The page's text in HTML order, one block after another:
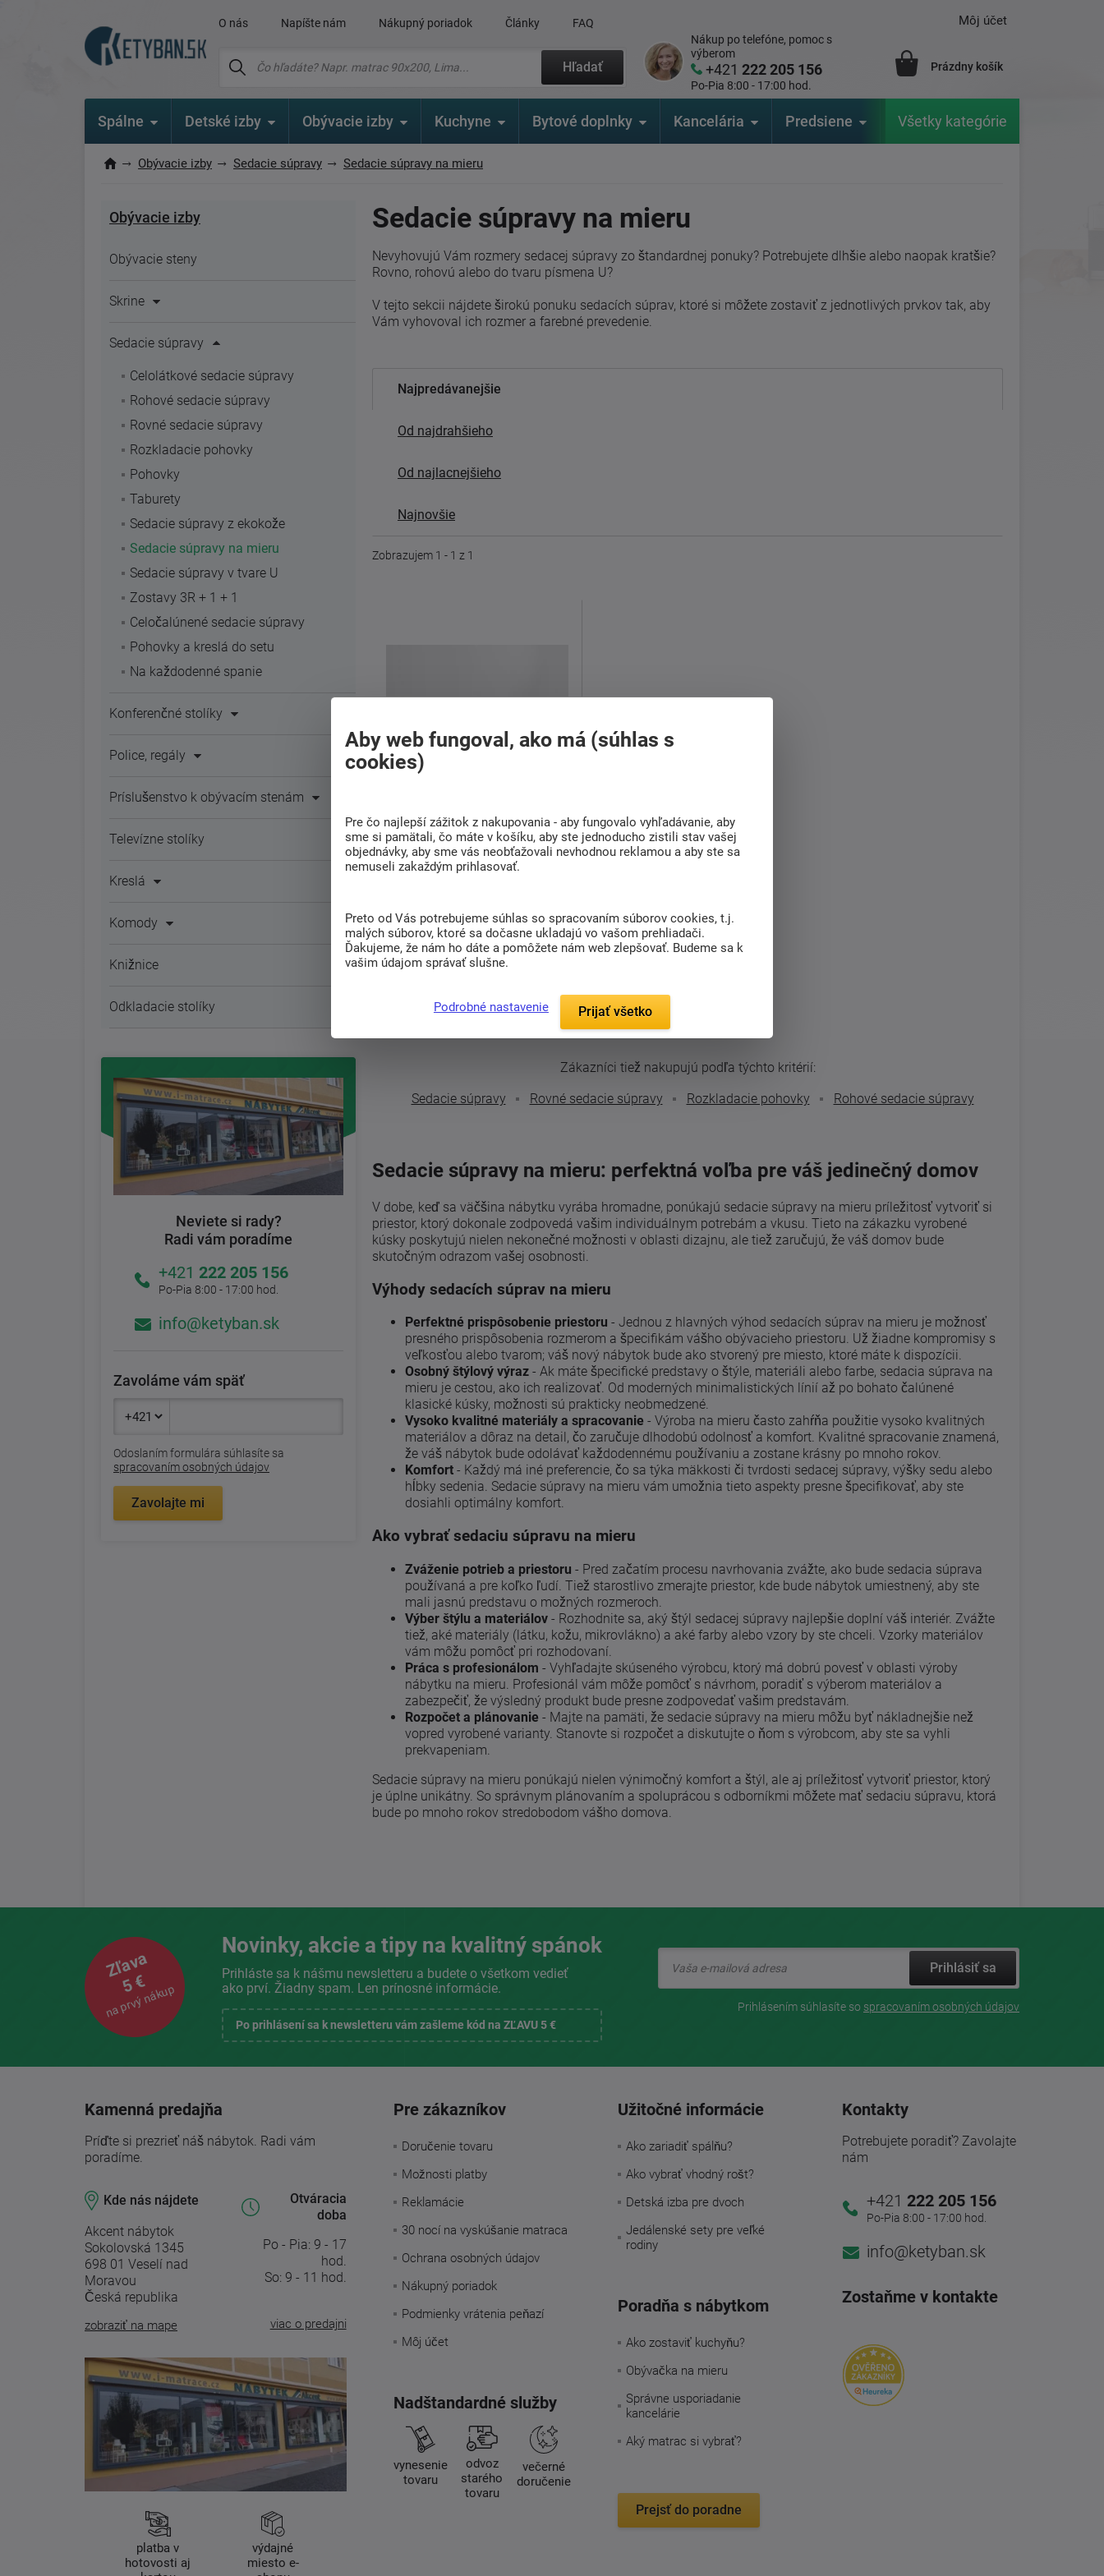
O nás Napíšte nám Nákupný poriadok Články FAQ
Hľadať
Nákup po telefóne, pomoc s
výberom
+421222 205 156
Po-Pia 8:00 - 17:00 hod.
Môj účet
Prázdny košík
Spálne Detské izby Obývacie izby Kuchyne Bytové doplnky Kancelária Predsiene Výrobcovia
Všetky kategórie
Obývacie izby Sedacie súpravy Sedacie súpravy na mieru
Obývacie izby
Obývacie steny
Skrine
Sedacie súpravy
Celolátkové sedacie súpravy
Rohové sedacie súpravy
Rovné sedacie súpravy
Rozkladacie pohovky
Pohovky
Taburety
Sedacie súpravy z ekokože
Sedacie súpravy na mieru
Sedacie súpravy v tvare U
Zostavy 3R + 1 + 1
Celočalúnené sedacie súpravy
Pohovky a kreslá do setu
Na každodenné spanie
Konferenčné stolíky
Police, regály
Príslušenstvo k obývacím stenám
Televízne stolíky
Kreslá
Komody
Knižnice
Odkladacie stolíky
Neviete si rady?
Radi vám poradíme
+421 222 205 156
Po-Pia 8:00 - 17:00 hod.
info@ketyban.sk
Zavoláme vám späť
Odoslaním formulára súhlasíte sa
spracovaním osobných údajov
Zavolajte mi
Sedacie súpravy na mieru
Nevyhovujú Vám rozmery sedacej súpravy zo štandardnej ponuky? Potrebujete dlhšie alebo naopak kratšie?
Rovno, rohovú alebo do tvaru písmena U?
V tejto sekcii nájdete širokú ponuku sedacích súprav, ktoré si môžete zostaviť z jednotlivých prvkov tak, aby
Vám vyhovoval ich rozmer a farebné prevedenie.
Najpredávanejšie
Od najdrahšieho
Od najlacnejšieho
Najnovšie
Zobrazujem 1 - 1 z 1
Rohová sedacia súprava
Peggy
cena podľa prvkov
Sedacia súpraaPeggyspája
dokonalosť modernej konštrukcie
Zákazníci tiež nakupujú podľa týchto kritérií:
Sedacie súpravy
Rovné sedacie súpravy Rozkladacie pohovky Rohové sedacie súpravy
Sedacie súpravy na mieru: perfektná voľba pre váš jedinečný domov
V dobe, keď sa väčšina nábytku vyrába hromadne, ponúkajú sedacie súpravy na mieru príležitosť vytvoriť si
priestor, ktorý dokonale zodpovedá vašim individuálnym potrebám a vkusu. Tieto na zákazku vyrobené
kúsky poskytujú nielen nekonečné možnosti v oblasti dizajnu, ale tiež zaručujú, že váš domov bude
skutočným odrazom vašej osobnosti.
Výhody sedacích súprav na mieru
Perfektné prispôsobenie priestoru - Jednou z hlavných výhod sedacích súprav na mieru je možnosť
presného prispôsobenia rozmerom a špecifikám vášho obývacieho priestoru. Už žiadne kompromisy s
veľkosťou alebo tvarom; váš nový nábytok bude ako stvorený pre miesto, ktoré máte k dispozícii.
Osobný štýlový výraz - Ak máte špecifické predstavy o štýle, materiáli alebo farbe, sedacia súprava na
mieru je cestou, ako ich realizovať. Od moderných minimalistických línií až po bohato čalúnené
klasické kúsky, možnosti sú prakticky neobmedzené.
Vysoko kvalitné materiály a spracovanie - Výroba na mieru často zahŕňa použitie vysoko kvalitných
materiálov a dôraz na detail, čo zaručuje dlhodobú odolnosť a komfort. Kvalitné spracovanie znamená,
že váš nábytok bude odolávať každodennému používaniu a zostane krásny po mnoho rokov.
Komfort - Každý má iné preferencie, čo sa týka mäkkosti či tvrdosti sedacej súpravy, výšky sedu alebo
hĺbky sedenia. Sedacie súpravy na mieru vám umožnia tieto aspekty presne špecifikovať, aby ste
dosiahli optimálny komfort.
Ako vybrať sedaciu súpravu na mieru
Zváženie potrieb a priestoru - Pred začatím procesu navrhovania zvážte, ako bude sedacia súprava
používaná a pre koľko ľudí. Tiež starostlivo zmerajte priestor, kde bude nábytok umiestnený, aby ste
mali jasnú predstavu o možných rozmeroch.
Výber štýlu a materiálov - Rozhodnite sa, aký štýl sedacej súpravy najlepšie doplní váš interiér. Zvážte
tiež, aké materiály (látku, kožu, mikrovlákno) a aké farby alebo vzory by ste chceli. Vzorky materiálov
vám môžu pomôcť pri rozhodovaní.
Práca s profesionálom - Vyhľadajte skúseného výrobcu, ktorý má dobrú povesť v oblasti výroby
nábytku na mieru. Profesionál vám môže pomôcť s návrhom, poradiť s výberom materiálov a
zabezpečiť, že výsledný produkt bude presne zodpovedať vašim predstavám.
Rozpočet a plánovanie - Majte na pamäti, že sedacie súpravy na mieru môžu byť nákladnejšie než
vopred vyrobené varianty. Stanovte si rozpočet a diskutujte o ňom s výrobcom, aby ste sa vyhli
prekvapeniam.
Sedacie súpravy na mieru ponúkajú nielen výnimočný komfort a štýl, ale aj príležitosť vytvoriť priestor, ktorý
je úplne unikátny. So správnym plánovaním a spoluprácou s odborníkmi môžete mať sedaciu súpravu, ktorá
bude po mnoho rokov stredobodom vášho domova.
Zľava
5 €
na prvý nákup
Novinky, akcie a tipy na kvalitný spánok
Prihláste sa k nášmu newsletteru a budete o všetkom vedieť
ako prví. Žiadny spam. Len prínosné informácie.
Po prihlásení sa k newsletteru vám zašleme kód na ZĽAVU 5 €
Prihlásiť sa
Prihlásením súhlasíte so spracovaním osobných údajov
Kamenná predajňa
Príďte si prezrieť náš nábytok. Radi vám
poradíme.
Kde nás nájdete
Akcent nábytok
Sokolovská 1345
698 01 Veselí nad
Moravou
Česká republika
zobraziť na mape
Otváracia
doba
Po - Pia: 9 - 17
hod.
So: 9 - 11 hod.
viac o predajni
platba v
hotovosti aj
výdajné
miesto e-
Pre zákazníkov
Doručenie tovaru
Možnosti platby
Reklamácie
30 nocí na vyskúšanie matraca
Ochrana osobných údajov
Nákupný poriadok
Podmienky vrátenia peňazí
Môj účet
Nadštandardné služby
vynesenie
tovaru
odvoz
starého
tovaru
večerné
doručenie
Užitočné informácie
Ako zariadiť spálňu?
Ako vybrať vhodný rošt?
Detská izba pre dvoch
Jedálenské sety pre veľké
rodiny
Poradňa s nábytkom
Ako zostaviť kuchyňu?
Obývačka na mieru
Správne usporiadanie
kancelárie
Aký matrac si vybrať?
Prejsť do poradne
Kontakty
Potrebujete poradiť? Zavolajte
nám
+421 222 205 156
Po-Pia 8:00 - 17:00 hod.
info@ketyban.sk
Zostaňme v kontakte
Aby web fungoval, ako má (súhlas s
cookies)
Pre čo najlepší zážitok z nakupovania - aby fungovalo vyhľadávanie, aby
sme si pamätali, čo máte v košíku, aby ste jednoducho zistili stav vašej
objednávky, aby sme vás neobťažovali nevhodnou reklamou a aby ste sa
nemuseli zakaždým prihlasovať.
Preto od Vás potrebujeme súhlas so spracovaním súborov cookies, t.j.
malých súborov, ktoré sa dočasne ukladajú vo vašom prehliadači.
Ďakujeme, že nám ho dáte a pomôžete nám web zlepšovať. Budeme sa k
vašim údajom správať slušne.
Podrobné nastavenie Prijať všetko